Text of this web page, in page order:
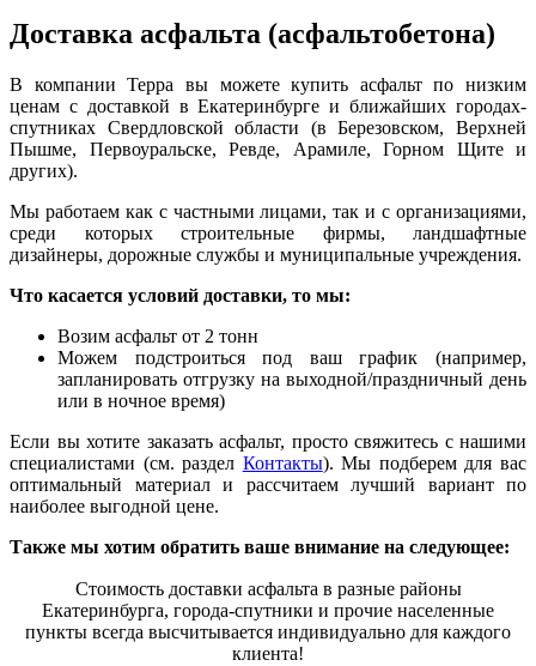
Доставка асфальта (асфальтобетона)
В компании Терра вы можете купить асфальт по низким
ценам с доставкой в Екатеринбурге и ближайших городах-
спутниках Свердловской области (в Березовском, Верхней
Пышме, Первоуральске, Ревде, Арамиле, Горном Щите и
других).
Мы работаем как с частными лицами, так и с организациями,
среди которых строительные фирмы, ландшафтные
дизайнеры, дорожные службы и муниципальные учреждения.
Что касается условий доставки, то мы:
Возим асфальт от 2 тонн
Можем подстроиться под ваш график (например,
запланировать отгрузку на выходной/праздничный день
или в ночное время)
Если вы хотите заказать асфальт, просто свяжитесь с нашими
специалистами (см. раздел Контакты). Мы подберем для вас
оптимальный материал и рассчитаем лучший вариант по
наиболее выгодной цене.
Также мы хотим обратить ваше внимание на следующее:
Стоимость доставки асфальта в разные районы
Екатеринбурга, города-спутники и прочие населенные
пункты всегда высчитывается индивидуально для каждого
клиента!